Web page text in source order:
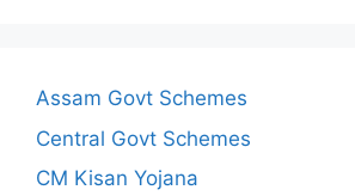
Assam Govt Schemes
Central Govt Schemes
CM Kisan Yojana